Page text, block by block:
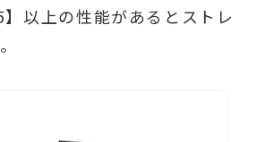
以上の性能があるとストレ